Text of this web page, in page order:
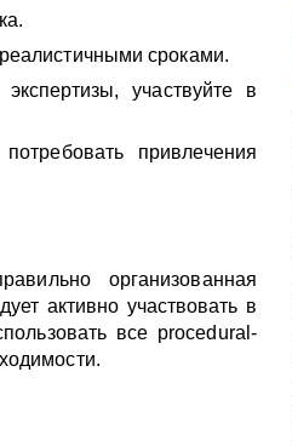
сроками.
участвуйте в
привлечения
организованная
активно участвовать в
все procedural-